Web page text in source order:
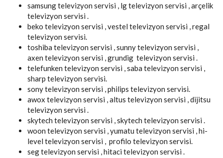
samsung televizyon servisi , lg televizyon servisi , arçelik
televizyon servisi .
beko televizyon servisi , vestel televizyon servisi , regal
televizyon servisi.
toshiba televizyon servisi , sunny televizyon servisi ,
axen televizyon servisi , grundig televizyon servisi .
telefunken televizyon servisi , saba televizyon servisi ,
sharp televizyon servisi.
sony televizyon servisi , philips televizyon servisi.
awox televizyon servisi , altus televizyon servisi , dijitsu
televizyon servisi .
skytech televizyon servisi , skytech televizyon servisi .
woon televizyon servisi , yumatu televizyon servisi , hi-
level televizyon servisi , profilo televizyon servisi.
seg televizyon servisi , hitaci televizyon servisi .